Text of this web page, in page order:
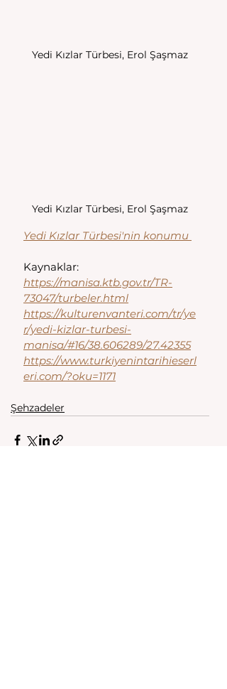
Yedi Kızlar Türbesi, Erol Şaşmaz
Yedi Kızlar Türbesi, Erol Şaşmaz
Yedi Kızlar Türbesi'nin konumu
Kaynaklar:
https://manisa.ktb.gov.tr/TR-
73047/turbeler.html
https://kulturenvanteri.com/tr/ye
r/yedi-kizlar-turbesi-
manisa/#16/38.606289/27.42355
https://www.turkiyenintarihieserl
eri.com/?oku=1171
Şehzadeler